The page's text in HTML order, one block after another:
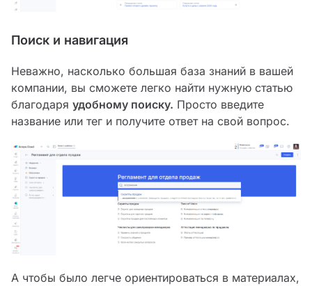
Поиск и навигация
Неважно, насколько большая база знаний в вашей
компании, вы сможете легко найти нужную статью
благодаря удобному поиску. Просто введите
название или тег и получите ответ на свой вопрос.
А чтобы было легче ориентироваться в материалах,